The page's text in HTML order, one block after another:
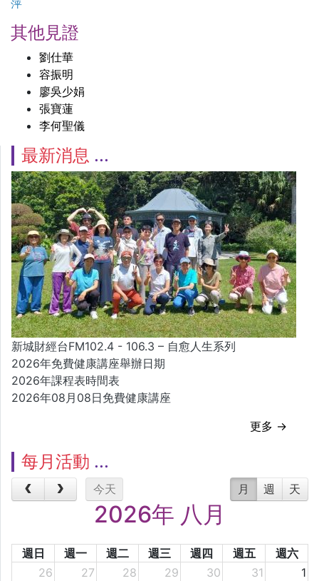
其他見證
劉仕華
容振明
廖吳少娟
張寶蓮
李何聖儀
最新消息
新城財經台FM102.4 - 106.3 – 自愈人生系列
2026年免費健康講座舉辦日期
2026年課程表時間表
2026年08月08日免費健康講座
更多 →
每月活動
今天 月 週 天
2026年 八月
週日 週一 週二 週三 週四 週五
週六
26
27 28 29 30 31 1